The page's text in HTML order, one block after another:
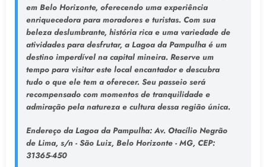
em Belo Horizonte, oferecendo uma experiência
enriquecedora para moradores e turistas. Com sua
beleza deslumbrante, história rica e uma variedade de
atividades para desfrutar, a Lagoa da Pampulha é um
destino imperdível na capital mineira. Reserve um
tempo para visitar este local encantador e descubra
tudo o que ele tem a oferecer. Seu passeio será
recompensado com momentos de tranquilidade e
admiração pela natureza e cultura dessa região única.
Endereço da Lagoa da Pampulha: Av. Otacílio Negrão
de Lima, s/n - São Luiz, Belo Horizonte - MG, CEP:
31365-450